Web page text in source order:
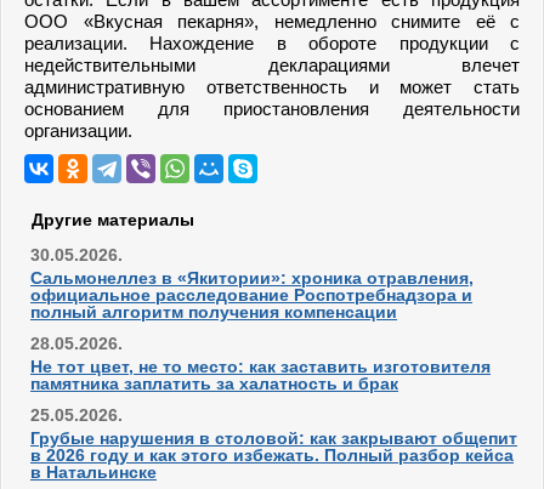
ООО «Вкусная пекарня», немедленно снимите её с
реализации. Нахождение в обороте продукции с
недействительными декларациями влечет
административную ответственность и может стать
основанием для приостановления деятельности
организации.
Другие материалы
30.05.2026.
Сальмонеллез в «Якитории»: хроника отравления,
официальное расследование Роспотребнадзора и
полный алгоритм получения компенсации
28.05.2026.
Не тот цвет, не то место: как заставить изготовителя
памятника заплатить за халатность и брак
25.05.2026.
Грубые нарушения в столовой: как закрывают общепит
в 2026 году и как этого избежать. Полный разбор кейса
в Натальинске